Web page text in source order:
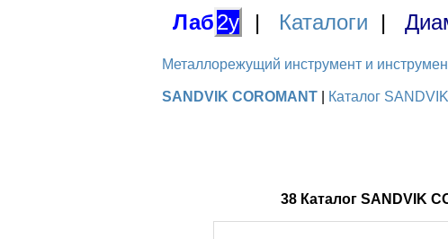
Лаб2у | Каталоги |
Металлорежущий инструмент и
SANDVIK COROMANT Каталог
38 Каталог SANDVIK